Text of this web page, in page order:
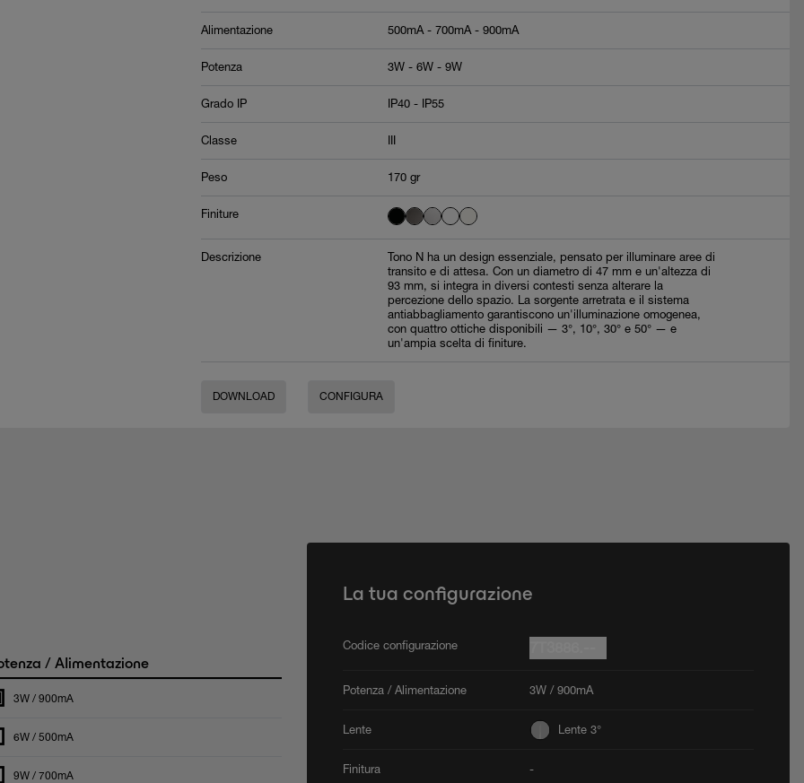
Alimentazione 500mA - 700mA - 900mA
Potenza 3W - 6W - 9W
Grado IP IP40 - IP55
Classe
Peso 170 gr
Finiture
Descrizione
Tono N ha un design essenziale, pensato per illuminare aree di
transito e di attesa. Con un diametro di 47 mm e un'altezza di
93 mm, si integra in diversi contesti senza alterare la
percezione dello spazio. La sorgente arretrata e il sistema
antiabbagliamento garantiscono un'illuminazione omogenea,
con quattro ottiche disponibili — 3°, 10°, 30° e 50° — e
un'ampia scelta di finiture.
DOWNLOAD CONFIGURA
/ Alimentazione
3W / 900mA
6W / 500mA
9W / 700mA
La tua configurazione
Codice configurazione
Potenza / Alimentazione 3W / 900mA
Lente Lente 3°
Finitura -